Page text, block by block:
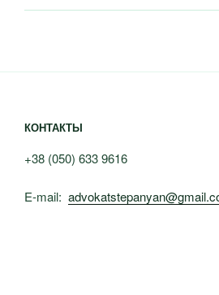
КОНТАКТЫ
+38 (050) 633 9616
E-mail: